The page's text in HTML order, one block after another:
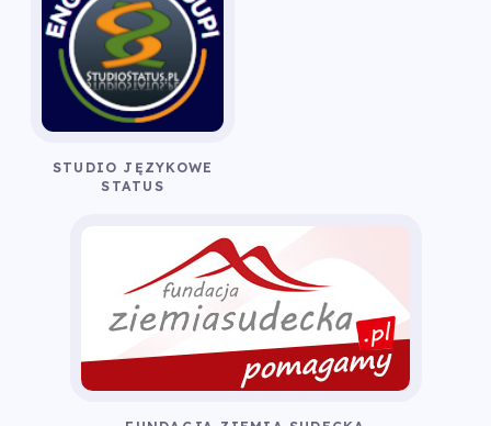
STUDIO JĘZYKOWE
STATUS